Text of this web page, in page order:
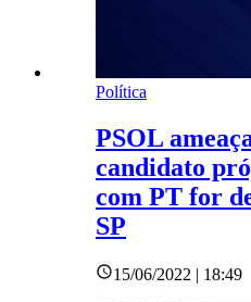
Política
PSOL
candidato
com PT for
SP
15/06/2022 | 18:49